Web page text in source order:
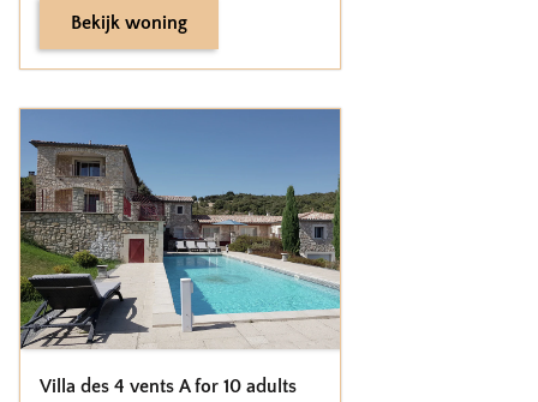
Bekijk woning
Villa des 4 vents A for 10 adults